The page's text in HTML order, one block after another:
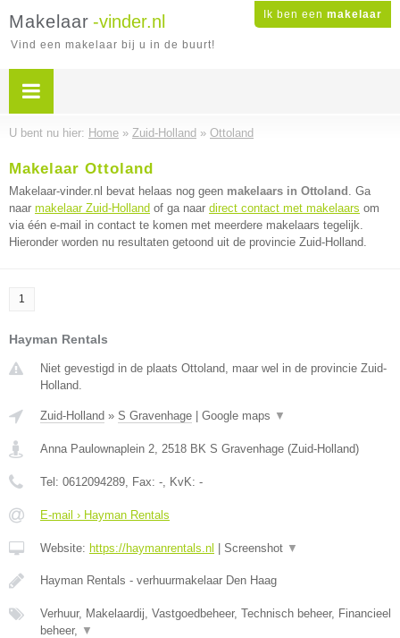
Ik ben een makelaar
Makelaar -vinder.nl
Vind een makelaar bij u in de buurt!
U bent nu hier: Home » Zuid-Holland » Ottoland
Makelaar Ottoland
Makelaar-vinder.nl bevat helaas nog geen makelaars in Ottoland . Ga
naar makelaar Zuid-Holland of ga naar direct contact met makelaars om
via één e-mail in contact te komen met meerdere makelaars tegelijk.
Hieronder worden nu resultaten getoond uit de provincie Zuid-Holland.
1
Hayman Rentals
Niet gevestigd in de plaats Ottoland, maar wel in de provincie Zuid-
Holland.
Zuid-Holland » S Gravenhage Google maps ▼
Anna Paulownaplein 2, 2518 BK S Gravenhage (Zuid-Holland)
Tel: 0612094289, Fax: -, KvK: -
E-mail › Hayman Rentals
Website: https://haymanrentals.nl Screenshot ▼
Hayman Rentals - verhuurmakelaar Den Haag
Verhuur, Makelaardij, Vastgoedbeheer, Technisch beheer, Financieel
beheer, ▼